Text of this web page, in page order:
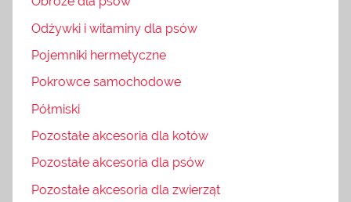
Odżywki i witaminy dla psów
Pojemniki hermetyczne
Pokrowce samochodowe
Półmiski
Pozostałe akcesoria dla kotów
Pozostałe akcesoria dla psów
Pozostałe akcesoria dla zwierząt